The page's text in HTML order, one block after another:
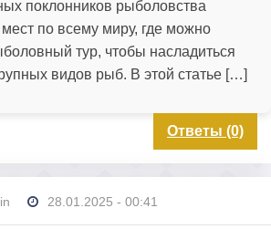
поклонников рыболовства
по всему миру, где можно
тур, чтобы насладиться
видов рыб. В этой статье […]
Ответы (0)
28.01.2025 - 00:41